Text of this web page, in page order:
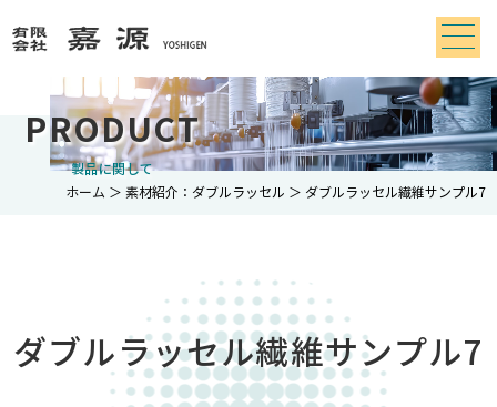
PRODUCT
製品に関して
ホーム ＞ 素材紹介：ダブルラッセル ＞ ダブルラッセル繊維サンプル7
ダブルラッセル繊維サンプル7